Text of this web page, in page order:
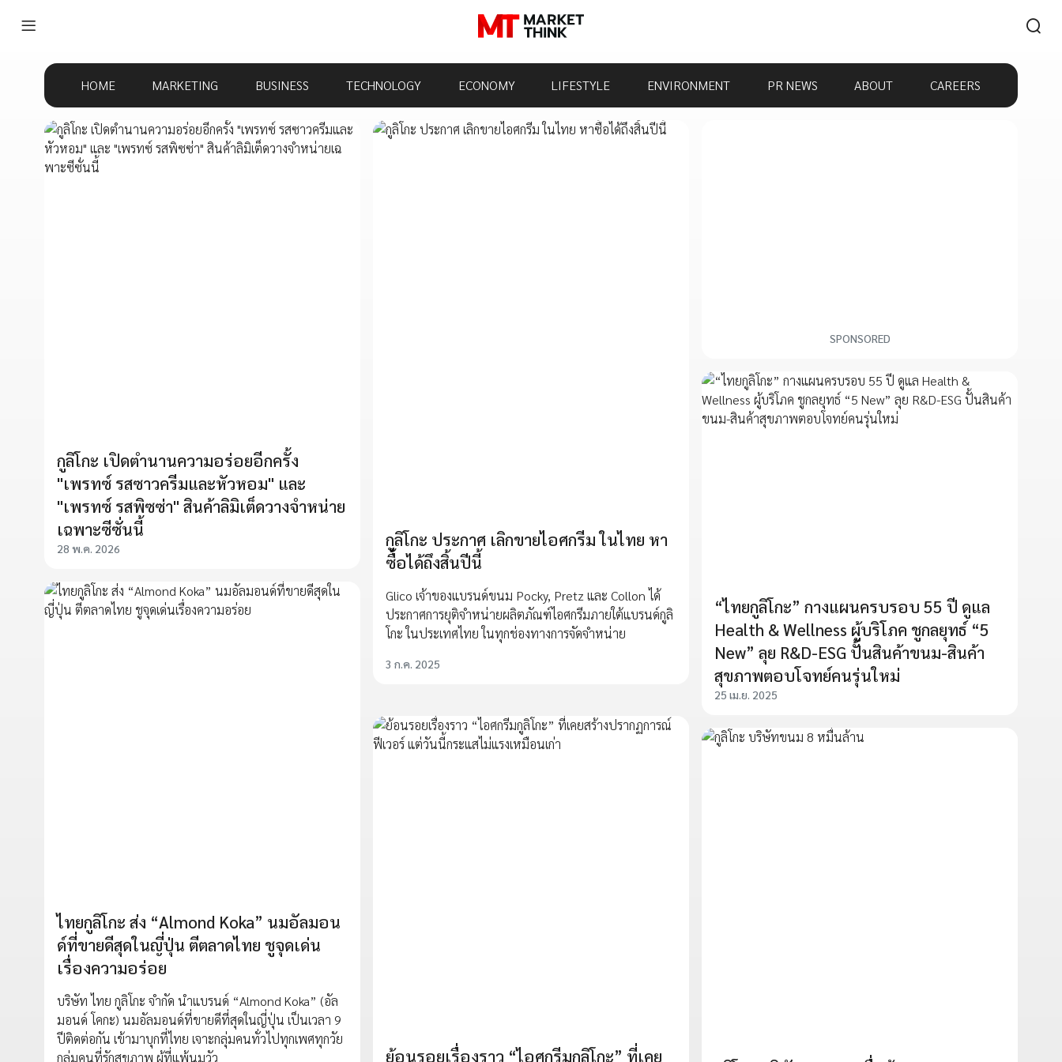
HOME MARKETING BUSINESS TECHNOLOGY ECONOMY LIFESTYLE ENVIRONMENT PR NEWS ABOUT CAREERS
กูลิโกะ เปิดตำนานความอร่อยอีกครั้ง
"เพรทซ์ รสซาวครีมและหัวหอม" และ
"เพรทซ์ รสพิซซ่า" สินค้าลิมิเต็ดวางจำหน่าย
เฉพาะซีซั่นนี้
28 พ.ค. 2026
กูลิโกะ ประกาศ เลิกขายไอศกรีม ในไทย หา
ซื้อได้ถึงสิ้นปีนี้
Glico เจ้าของแบรนด์ขนม Pocky, Pretz และ Collon ได้
ประกาศการยุติจำหน่ายผลิตภัณฑ์ไอศกรีมภายใต้แบรนด์กูลิ
โกะ ในประเทศไทย ในทุกช่องทางการจัดจำหน่าย
3 ก.ค. 2025
SPONSORED
“ไทยกูลิโกะ” กางแผนครบรอบ 55 ปี ดูแล
Health & Wellness ผู้บริโภค ชูกลยุทธ์ “5
New” ลุย R&D-ESG ปั้นสินค้าขนม-สินค้า
สุขภาพตอบโจทย์คนรุ่นใหม่
25 เม.ย. 2025
ไทยกูลิโกะ ส่ง “Almond Koka” นมอัลมอน
ด์ที่ขายดีสุดในญี่ปุ่น ตีตลาดไทย ชูจุดเด่น
เรื่องความอร่อย
บริษัท ไทย กูลิโกะ จำกัด นำแบรนด์ “Almond Koka” (อัล
มอนด์ โคกะ) นมอัลมอนด์ที่ขายดีที่สุดในญี่ปุ่น เป็นเวลา 9
ปีติดต่อกัน เข้ามาบุกที่ไทย เจาะกลุ่มคนทั่วไปทุกเพศทุกวัย
กลุ่มคนที่รักสุขภาพ ผู้ที่แพ้นมวัว
ย้อนรอยเรื่องราว “ไอศกรีมกูลิโกะ” ที่เคย